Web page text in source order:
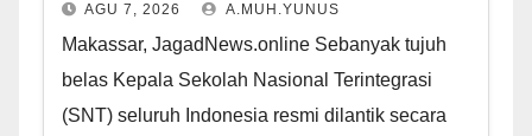
AGU 7, 2026 A.MUH.YUNUS
Makassar, JagadNews.online Sebanyak tujuh
belas Kepala Sekolah Nasional Terintegrasi
(SNT) seluruh Indonesia resmi dilantik secara